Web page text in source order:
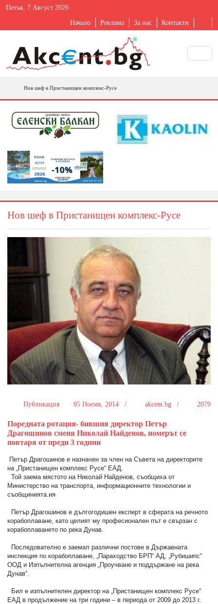
Петък, 7 Август 2026
Начало Реклама За нас Контакти
Нов шеф в Пристанищен комплекс-Русе
Нов шеф в Пристанищен комплекс-Русе
Публикация 05 Ноемв, 2014 / akcent.bg / 2079
Поредната ротация- бившия директор Петър
Драгошинов сменя Николай Найденов, номерът се
повтаря от преди 3 години
Петър Драгошинов е назначен за член на Съвета на директорите
на „Пристанищен комплекс Русе“ ЕАД.
Той заема мястото на Николай Найденов, съобщиха от
Министерство на транспорта, информационните технологии и
съобщинията.ия
Петър Драгошинов е дългогодишен експерт в сферата на речното
корабоплаване, като целият му професионален път е свързан с
корабоплаването по река Дунав.
Последователно е заемал различни постове в Държавната
инспекция по корабоплаване, „Параходство БРП“ АД, „Рубишипс“
ООД и Изпълнителна агенция „Проучване и поддържане на река
Дунав“.
Бил е изпълнителен директор на „Пристанищен комплекс Русе“
ЕАД в продължение на три години – в периода от 2009 до 2013 г.